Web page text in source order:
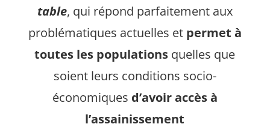
table, qui répond parfaitement aux
problématiques actuelles et permet à
toutes les populations quelles que
soient leurs conditions socio-
économiques d’avoir accès à
l’assainissement